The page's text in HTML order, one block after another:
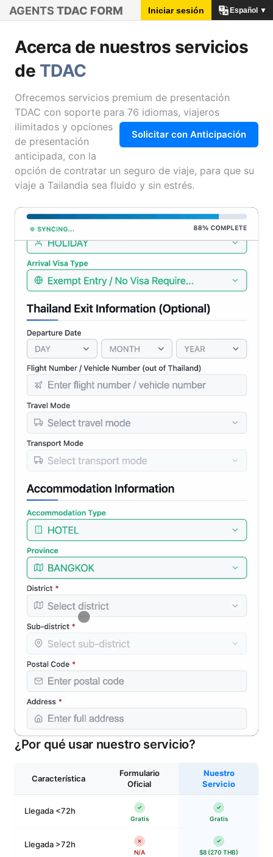
AGENTS TDAC FORM Iniciar sesión Español ▼
Acerca de nuestros servicios
de TDAC
Ofrecemos servicios premium de presentación
TDAC con soporte para 76 idiomas, viajeros
ilimitados y opciones
Solicitar con Anticipación
de presentación
anticipada, con la
opción de contratar un seguro de viaje, para que su
viaje a Tailandia sea fluido y sin estrés.
¿Por qué usar nuestro servicio?
Característica
Formulario
Oficial
Nuestro
Servicio
Llegada <72h
Gratis Gratis
Llegada >72h
N/A $8 (270 THB)